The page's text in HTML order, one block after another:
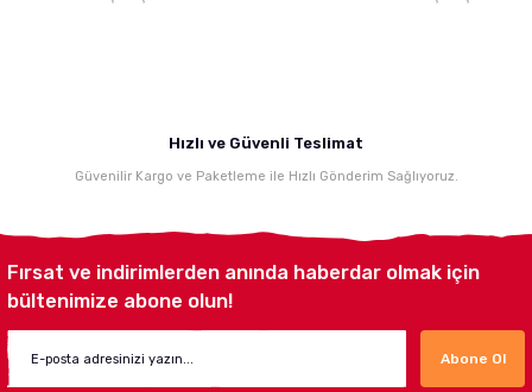
Hızlı ve Güvenli Teslimat
Güvenilir Kargo ve Paketleme ile Hızlı Gönderim Sağlıyoruz.
Fırsat ve indirimlerden anında haberdar olmak için
bültenimize abone olun!
Abone Ol